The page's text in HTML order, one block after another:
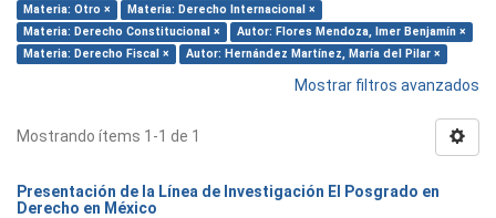
Materia: Otro ×
Materia: Derecho Internacional ×
Materia: Derecho Constitucional ×
Autor: Flores Mendoza, Imer Benjamín ×
Materia: Derecho Fiscal ×
Autor: Hernández Martínez, María del Pilar ×
Mostrar filtros avanzados
Mostrando ítems 1-1 de 1
Presentación de la Línea de Investigación El Posgrado en
Derecho en México